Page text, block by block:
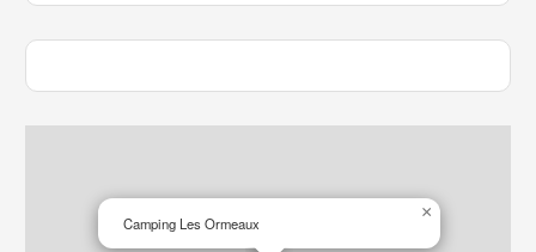
Camping Les Ormeaux
×